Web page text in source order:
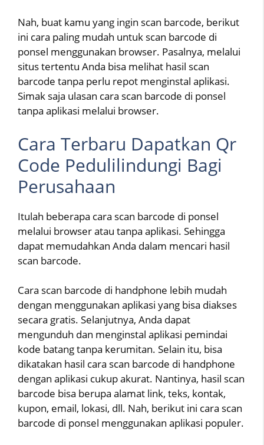
Nah, buat kamu yang ingin scan barcode, berikut
ini cara paling mudah untuk scan barcode di
ponsel menggunakan browser. Pasalnya, melalui
situs tertentu Anda bisa melihat hasil scan
barcode tanpa perlu repot menginstal aplikasi.
Simak saja ulasan cara scan barcode di ponsel
tanpa aplikasi melalui browser.
Cara Terbaru Dapatkan Qr
Code Pedulilindungi Bagi
Perusahaan
Itulah beberapa cara scan barcode di ponsel
melalui browser atau tanpa aplikasi. Sehingga
dapat memudahkan Anda dalam mencari hasil
scan barcode.
Cara scan barcode di handphone lebih mudah
dengan menggunakan aplikasi yang bisa diakses
secara gratis. Selanjutnya, Anda dapat
mengunduh dan menginstal aplikasi pemindai
kode batang tanpa kerumitan. Selain itu, bisa
dikatakan hasil cara scan barcode di handphone
dengan aplikasi cukup akurat. Nantinya, hasil scan
barcode bisa berupa alamat link, teks, kontak,
kupon, email, lokasi, dll. Nah, berikut ini cara scan
barcode di ponsel menggunakan aplikasi populer.